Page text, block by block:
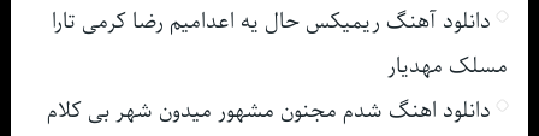
دانلود آهنگ ریمیکس حال یه اعدامیم رضا کرمی تارا
مسلک مهدیار
دانلود اهنگ شدم مجنون مشهور میدون شهر بی کلام